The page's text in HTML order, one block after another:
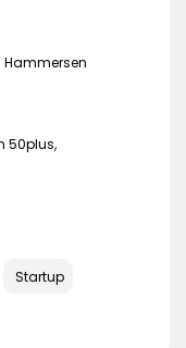
Hammersen
50plus,
Startup